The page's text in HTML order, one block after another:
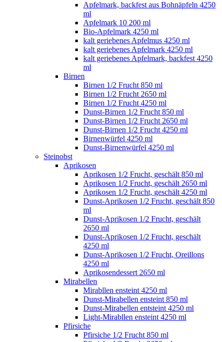
Apfelmark, backfest aus Bohnäpfeln 4250
ml
Apfelmark 10 200 ml
Bio-Apfelmark 4250 ml
kalt geriebenes Apfelmus 4250 ml
kalt geriebenes Apfelmark 4250 ml
kalt geriebenes Apfelmark, backfest 4250
ml
Birnen
Birnen 1/2 Frucht 850 ml
Birnen 1/2 Frucht 2650 ml
Birnen 1/2 Frucht 4250 ml
Dunst-Birnen 1/2 Frucht 850 ml
Dunst-Birnen 1/2 Frucht 2650 ml
Dunst-Birnen 1/2 Frucht 4250 ml
Birnenwürfel 4250 ml
Dunst-Birnenwürfel 4250 ml
Steinobst
Aprikosen
Aprikosen 1/2 Frucht, geschält 850 ml
Aprikosen 1/2 Frucht, geschält 2650 ml
Aprikosen 1/2 Frucht, geschält 4250 ml
Dunst-Aprikosen 1/2 Frucht, geschält 850
ml
Dunst-Aprikosen 1/2 Frucht, geschält
2650 ml
Dunst-Aprikosen 1/2 Frucht, geschält
4250 ml
Dunst-Aprikosen 1/2 Frucht, Oreillons
4250 ml
Aprikosendessert 2650 ml
Mirabellen
Mirabllen ensteint 4250 ml
Dunst-Mirabellen ensteint 850 ml
Dunst-Mirabellen entsteint 4250 ml
Light-Mirabllen ensteint 4250 ml
Pfirsiche
Pfirsiche 1/2 Frucht 850 ml